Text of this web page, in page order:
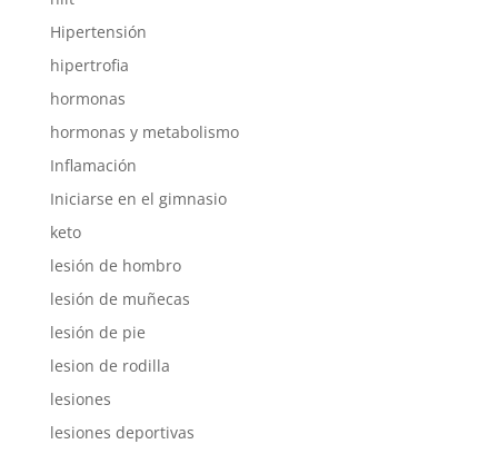
Hipertensión
hipertrofia
hormonas
hormonas y metabolismo
Inflamación
Iniciarse en el gimnasio
keto
lesión de hombro
lesión de muñecas
lesión de pie
lesion de rodilla
lesiones
lesiones deportivas